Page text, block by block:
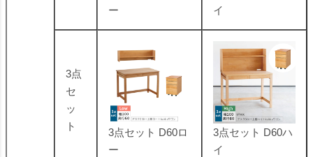
ー
イ
3点
セ
ッ
ト
3点セット D60ロ
ー
3点セット D60ハ
イ